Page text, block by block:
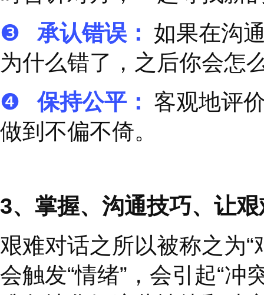
2、建立信任，让彼此
构建安全感，卸下防
❶ 展现信任：赢得信
可以告诉对方，你是
❷
信守承诺：如果
如果你发现自己无法
时告诉对方，一起寻